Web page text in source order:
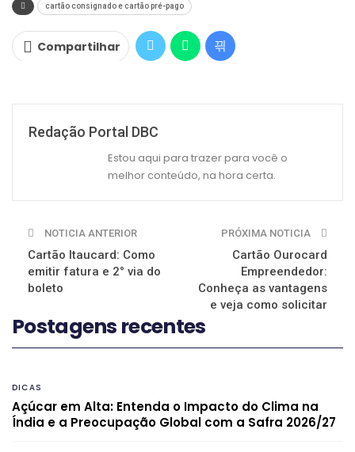
cartão consignado e cartão pré-pago
Compartilhar
Redação Portal DBC
Estou aqui para trazer para você o
melhor conteúdo, na hora certa.
NOTICIA ANTERIOR
Cartão Itaucard: Como
emitir fatura e 2° via do
boleto
PRÓXIMA NOTICIA
Cartão Ourocard
Empreendedor:
Conheça as vantagens
e veja como solicitar
Postagens recentes
DICAS
Açúcar em Alta: Entenda o Impacto do Clima na
Índia e a Preocupação Global com a Safra 2026/27